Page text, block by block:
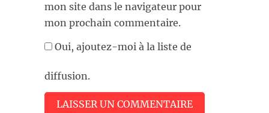
mon site dans le navigateur pour
mon prochain commentaire.
Oui, ajoutez-moi à la liste de
diffusion.